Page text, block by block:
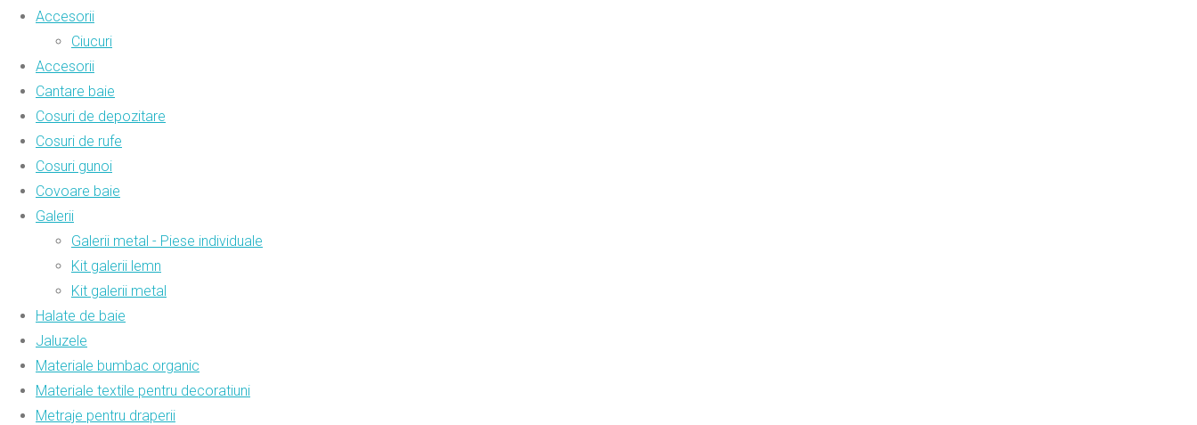
Accesorii
Ciucuri
Accesorii
Cantare baie
Cosuri de depozitare
Cosuri de rufe
Cosuri gunoi
Covoare baie
Galerii
Galerii metal - Piese individuale
Kit galerii lemn
Kit galerii metal
Halate de baie
Jaluzele
Materiale bumbac organic
Materiale textile pentru decoratiuni
Metraje pentru draperii